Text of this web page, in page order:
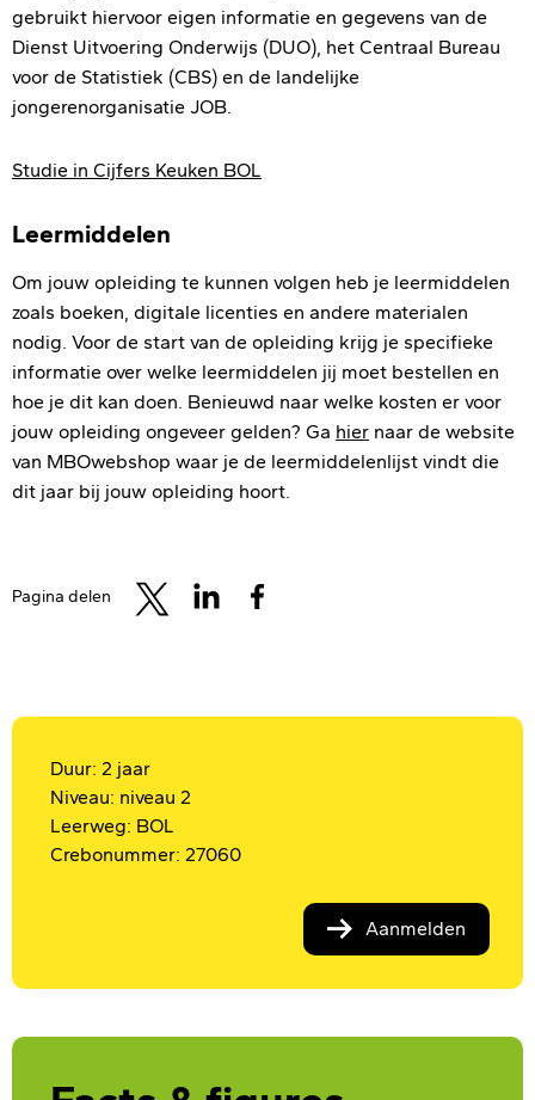
gebruikt hiervoor eigen informatie en gegevens van de
Dienst Uitvoering Onderwijs (DUO), het Centraal Bureau
voor de Statistiek (CBS) en de landelijke
jongerenorganisatie JOB.
Studie in Cijfers Keuken BOL
Leermiddelen
Om jouw opleiding te kunnen volgen heb je leermiddelen
zoals boeken, digitale licenties en andere materialen
nodig. Voor de start van de opleiding krijg je specifieke
informatie over welke leermiddelen jij moet bestellen en
hoe je dit kan doen. Benieuwd naar welke kosten er voor
jouw opleiding ongeveer gelden? Ga hier naar de website
van MBOwebshop waar je de leermiddelenlijst vindt die
dit jaar bij jouw opleiding hoort.
Pagina delen
Duur: 2 jaar
Niveau: niveau 2
Leerweg: BOL
Crebonummer: 27060
Aanmelden